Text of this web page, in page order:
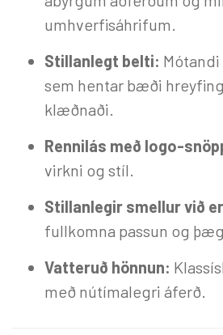
umhverfisáhrifum.
Stillanlegt belti:
sem hentar bæði
klæðnaði.
Rennilás með logo-
virkni og stíl.
Stillanlegir smellur við
fullkomna passun og
Vatteruð hönnun:
með nútímalegri áferð.